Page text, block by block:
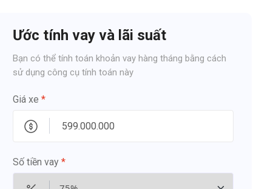
Ước tính vay và lãi suất
Bạn có thể tính toán khoản vay hàng tháng bằng cách
sử dụng công cụ tính toán này
Giá xe *
Số tiền vay *